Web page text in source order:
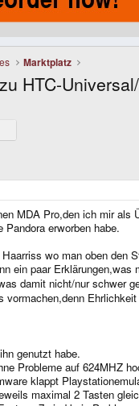
Marktplatz
HTC-
MDA Pro,den ich mir als
erworben habe.
wo man oben den
ein paar Erklärungen,was
damit nicht/nur schwer
vormachen,denn
genutzt habe.
Probleme auf 624MHZ
klappt
maximal 2 Tasten